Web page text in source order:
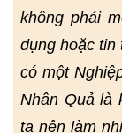
không phải
dụng hoặc tin
có một
Nhân Quả là
ta nên làm